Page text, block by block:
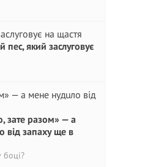
який заслуговує
зате разом» — а
від запаху ще в
боці?